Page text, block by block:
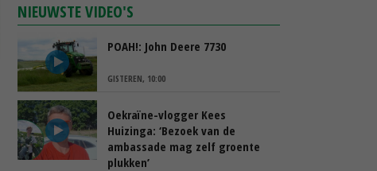
NIEUWSTE VIDEO'S
POAH!: John Deere 7730
GISTEREN, 10:00
Oekraïne-vlogger Kees
Huizinga: ‘Bezoek van de
ambassade mag zelf groente
plukken’